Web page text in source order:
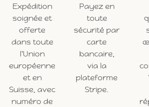
Expédition
soignée et
offerte
dans toute
l'Union
européenne
et en
Suisse, avec
numéro de
Payez en
toute
sécurité par
carte
bancaire,
via la
plateforme
Stripe.